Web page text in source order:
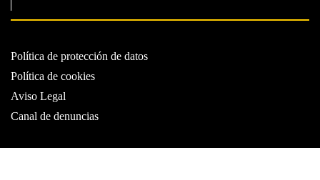
Política de protección de datos
Política de cookies
Aviso Legal
Canal de denuncias